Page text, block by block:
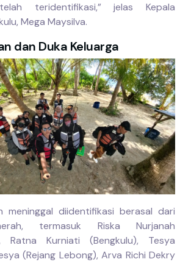
teridentifikasi,” jelas Kepala
Mega Maysilva.
dan Duka Keluarga
meninggal diidentifikasi berasal dari
termasuk Riska Nurjanah
Ratna Kurniati (Bengkulu), Tesya
(Rejang Lebong), Arva Richi Dekry